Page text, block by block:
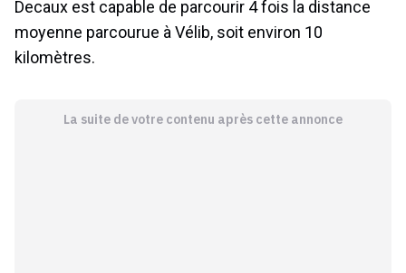
Decaux est capable de parcourir 4 fois la distance
moyenne parcourue à Vélib, soit environ 10
kilomètres.
La suite de votre contenu après cette annonce